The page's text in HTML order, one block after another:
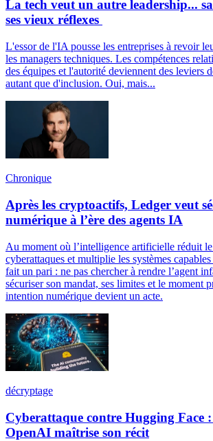
La tech veut un autre leadership...
ses vieux réflexes
L'essor de l'IA pousse les entreprises à revoir
les managers techniques. Les compétences
des équipes et l'autorité deviennent des leviers
autant que d'inclusion. Oui, mais...
Chronique
Après les cryptoactifs, Ledger veut
numérique à l’ère des agents IA
Au moment où l’intelligence artificielle réduit
cyberattaques et multiplie les systèmes
fait un pari : ne pas chercher à rendre l’agent
sécuriser son mandat, ses limites et le moment
intention numérique devient un acte.
décryptage
Cyberattaque contre Hugging Face
OpenAI maîtrise son récit